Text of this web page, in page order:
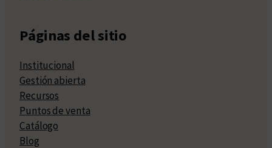
Páginas del sitio
Institucional
Gestión abierta
Recursos
Puntos de venta
Catálogo
Blog